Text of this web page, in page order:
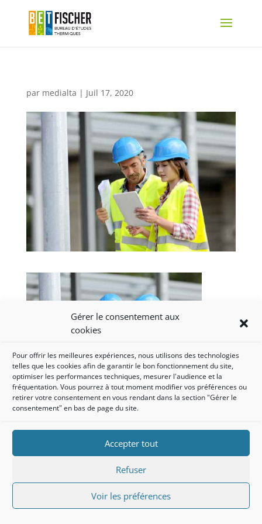
Gérer le consentement aux
cookies
Pour offrir les meilleures expériences, nous utilisons des technologies
telles que les cookies afin de garantir le bon fonctionnement du site,
optimiser les performances techniques, mesurer l'audience et la
fréquentation. Vous pourrez à tout moment modifier vos préférences ou
retirer votre consentement en vous rendant dans la section "Gérer le
consentement" en bas de page du site.
Accepter tout
Refuser
Voir les préférences
par medialta | Juil 17, 2020
Mentions légales Politique de confidentialité